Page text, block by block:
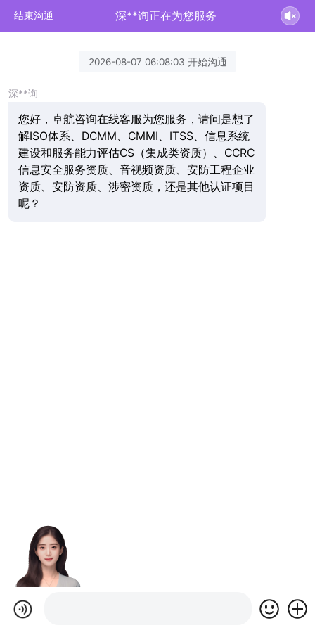
结束沟通 深**询正在为您服务
2026-08-07 06:08:03 开始沟通
深**询
您好，卓航咨询在线客服为您服务，请问是想了
解ISO体系、DCMM、CMMI、ITSS、信息系统
建设和服务能力评估CS（集成类资质）、CCRC
信息安全服务资质、音视频资质、安防工程企业
资质、安防资质、涉密资质，还是其他认证项目
呢？